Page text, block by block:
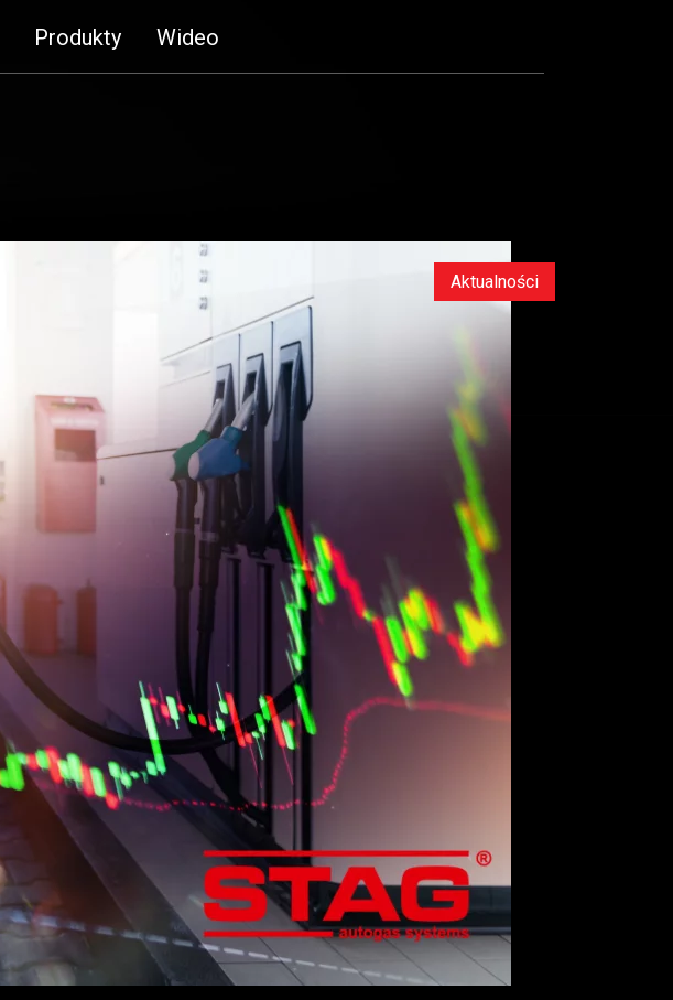
Produkty Wideo
Aktualności